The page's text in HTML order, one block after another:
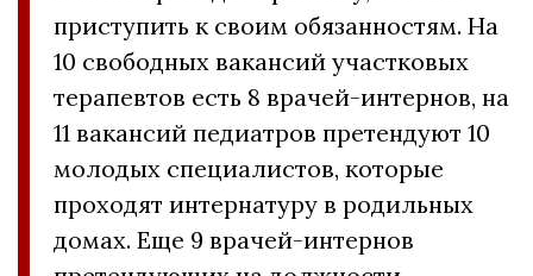
приступить к своим обязанностям. На
10 свободных вакансий участковых
терапевтов есть 8 врачей-интернов, на
11 вакансий педиатров претендуют 10
молодых специалистов, которые
проходят интернатуру в родильных
домах. Еще 9 врачей-интернов